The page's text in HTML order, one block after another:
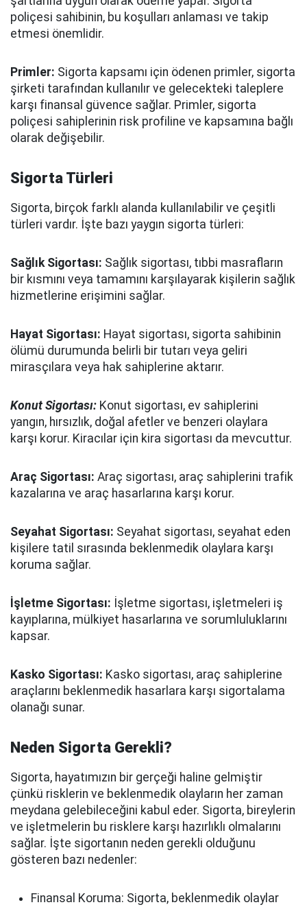
poliçesi sahibinin, bu koşulları anlaması ve takip
etmesi önemlidir.
Primler: Sigorta kapsamı için ödenen primler, sigorta
şirketi tarafından kullanılır ve gelecekteki taleplere
karşı finansal güvence sağlar. Primler, sigorta
poliçesi sahiplerinin risk profiline ve kapsamına bağlı
olarak değişebilir.
Sigorta Türleri
Sigorta, birçok farklı alanda kullanılabilir ve çeşitli
türleri vardır. İşte bazı yaygın sigorta türleri:
Sağlık Sigortası: Sağlık sigortası, tıbbi masrafların
bir kısmını veya tamamını karşılayarak kişilerin sağlık
hizmetlerine erişimini sağlar.
Hayat Sigortası: Hayat sigortası, sigorta sahibinin
ölümü durumunda belirli bir tutarı veya geliri
mirasçılara veya hak sahiplerine aktarır.
Konut Sigortası: Konut sigortası, ev sahiplerini
yangın, hırsızlık, doğal afetler ve benzeri olaylara
karşı korur. Kiracılar için kira sigortası da mevcuttur.
Araç Sigortası: Araç sigortası, araç sahiplerini trafik
kazalarına ve araç hasarlarına karşı korur.
Seyahat Sigortası: Seyahat sigortası, seyahat eden
kişilere tatil sırasında beklenmedik olaylara karşı
koruma sağlar.
İşletme Sigortası: İşletme sigortası, işletmeleri iş
kayıplarına, mülkiyet hasarlarına ve sorumluluklarını
kapsar.
Kasko Sigortası: Kasko sigortası, araç sahiplerine
araçlarını beklenmedik hasarlara karşı sigortalama
olanağı sunar.
Neden Sigorta Gerekli?
Sigorta, hayatımızın bir gerçeği haline gelmiştir
çünkü risklerin ve beklenmedik olayların her zaman
meydana gelebileceğini kabul eder. Sigorta, bireylerin
ve işletmelerin bu risklere karşı hazırlıklı olmalarını
sağlar. İşte sigortanın neden gerekli olduğunu
gösteren bazı nedenler:
Finansal Koruma: Sigorta, beklenmedik olaylar